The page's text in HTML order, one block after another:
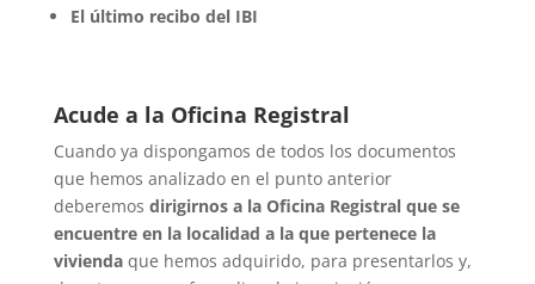
El último recibo del IBI
Acude a la Oficina Registral
Cuando ya dispongamos de todos los documentos
que hemos analizado en el punto anterior
deberemos dirigirnos a la Oficina Registral que se
encuentre en la localidad a la que pertenece la
viviendaque hemos adquirido, para presentarlos y,